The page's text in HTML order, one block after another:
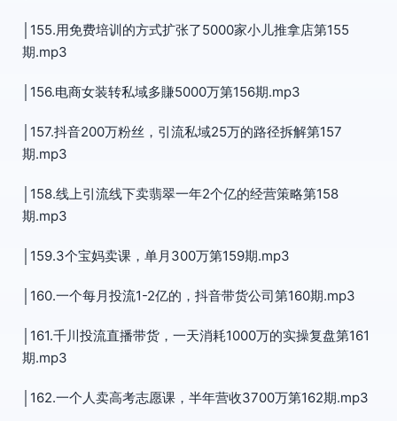
│155.用免费培训的方式扩张了5000家小儿推拿店第155
期.mp3
│156.电商女装转私域多賺5000万第156期.mp3
│157.抖音200万粉丝，引流私域25万的路径拆解第157
期.mp3
│158.线上引流线下卖翡翠一年2个亿的经营策略第158
期.mp3
│159.3个宝妈卖课，单月300万第159期.mp3
│160.一个每月投流1-2亿的，抖音带货公司第160期.mp3
│161.千川投流直播带货，一天消耗1000万的实操复盘第161
期.mp3
│162.一个人卖高考志愿课，半年营收3700万第162期.mp3